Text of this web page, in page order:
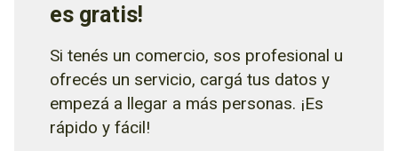
es gratis!
Si tenés un comercio, sos profesional u
ofrecés un servicio, cargá tus datos y
empezá a llegar a más personas. ¡Es
rápido y fácil!